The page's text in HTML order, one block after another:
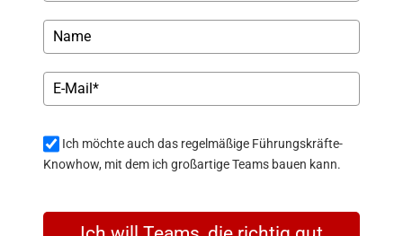
Ich möchte auch das regelmäßige Führungskräfte-
Knowhow, mit dem ich großartige Teams bauen kann.